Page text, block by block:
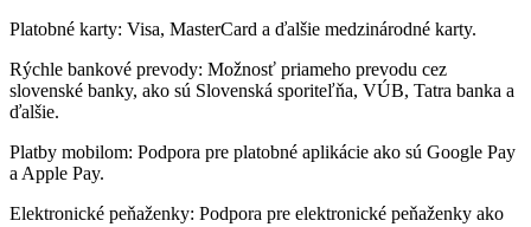
Platobné karty: Visa, MasterCard a ďalšie medzinárodné karty.
Rýchle bankové prevody: Možnosť priameho prevodu cez
slovenské banky, ako sú Slovenská sporiteľňa, VÚB, Tatra banka a
ďalšie.
Platby mobilom: Podpora pre platobné aplikácie ako sú Google Pay
a Apple Pay.
Elektronické peňaženky: Podpora pre elektronické peňaženky ako